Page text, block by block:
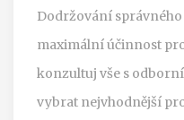
Dodržování
maximální účinnost
konzultuj vše s
vybrat nejvhodnější